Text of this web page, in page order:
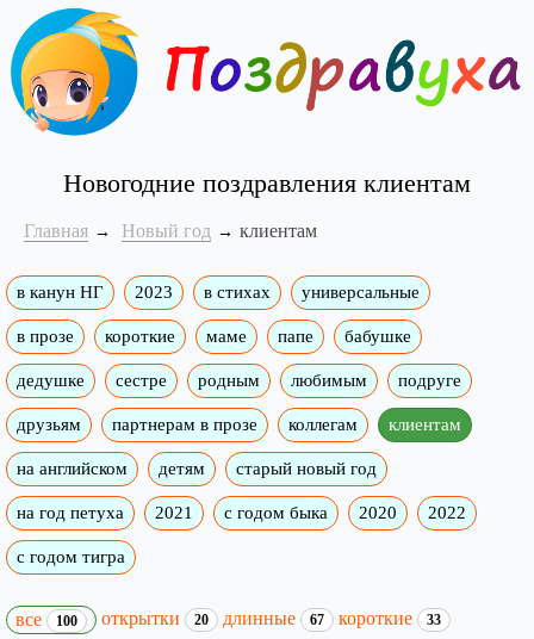
Новогодние поздравления клиентам
Главная Новый год клиентам
в канун НГ 2023 в стихах универсальные
в прозе короткие маме папе бабушке
дедушке сестре родным любимым подруге
друзьям партнерам в прозе коллегам клиентам
на английском детям старый новый год
на год петуха 2021 с годом быка 2020 2022
с годом тигра
все 100 открытки 20 длинные 67 короткие 33